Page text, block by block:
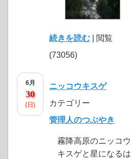
続きを読む | 閲覧
(73056)
6月
30
(日)
ニッコウキスゲ
カテゴリー
管理人のつぶやき
霧降高原のニッコウ
キスゲと星になるは